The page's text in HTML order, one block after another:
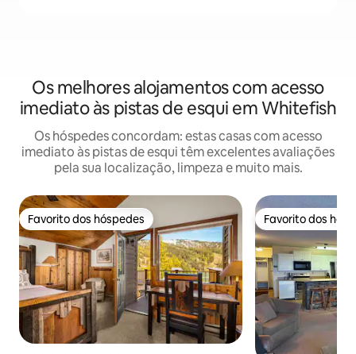
Os melhores alojamentos com acesso
imediato às pistas de esqui em Whitefish
Os hóspedes concordam: estas casas com acesso
imediato às pistas de esqui têm excelentes avaliações
pela sua localização, limpeza e muito mais.
Favorito dos hóspedes
Favorito dos hóspedes Favorito dos
Favorito dos